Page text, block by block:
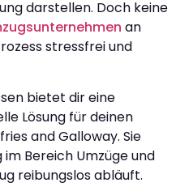
darstellen. Doch keine
an
stressfrei und
bietet dir eine
Lösung für deinen
and Galloway. Sie
Bereich Umzüge und
reibungslos abläuft.